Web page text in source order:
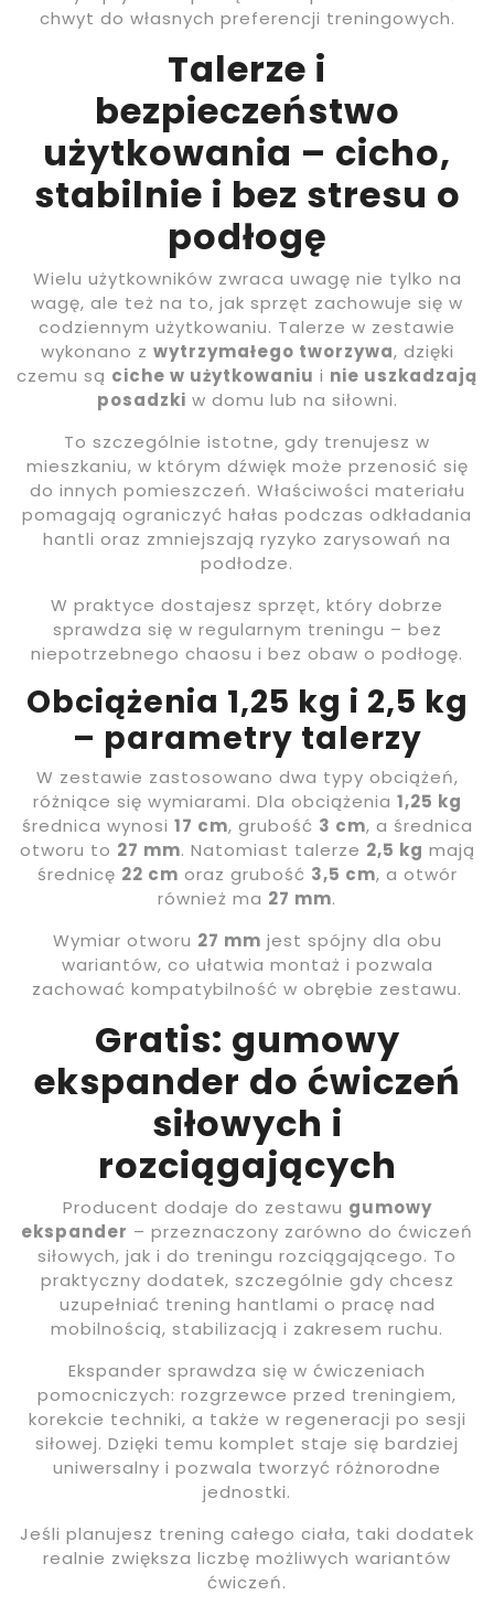
chwyt do własnych preferencji treningowych.
Talerze i
bezpieczeństwo
użytkowania – cicho,
stabilnie i bez stresu o
podłogę
Wielu użytkowników zwraca uwagę nie tylko na
wagę, ale też na to, jak sprzęt zachowuje się w
codziennym użytkowaniu. Talerze w zestawie
wykonano z wytrzymałego tworzywa, dzięki
czemu są ciche w użytkowaniu i nie uszkadzają
posadzki w domu lub na siłowni.
To szczególnie istotne, gdy trenujesz w
mieszkaniu, w którym dźwięk może przenosić się
do innych pomieszczeń. Właściwości materiału
pomagają ograniczyć hałas podczas odkładania
hantli oraz zmniejszają ryzyko zarysowań na
podłodze.
W praktyce dostajesz sprzęt, który dobrze
sprawdza się w regularnym treningu – bez
niepotrzebnego chaosu i bez obaw o podłogę.
Obciążenia 1,25 kg i 2,5 kg
– parametry talerzy
W zestawie zastosowano dwa typy obciążeń,
różniące się wymiarami. Dla obciążenia 1,25 kg
średnica wynosi 17 cm, grubość 3 cm, a średnica
otworu to 27 mm. Natomiast talerze 2,5 kg mają
średnicę 22 cm oraz grubość 3,5 cm, a otwór
również ma 27 mm.
Wymiar otworu 27 mm jest spójny dla obu
wariantów, co ułatwia montaż i pozwala
zachować kompatybilność w obrębie zestawu.
Gratis: gumowy
ekspander do ćwiczeń
siłowych i
rozciągających
Producent dodaje do zestawu gumowy
ekspander – przeznaczony zarówno do ćwiczeń
siłowych, jak i do treningu rozciągającego. To
praktyczny dodatek, szczególnie gdy chcesz
uzupełniać trening hantlami o pracę nad
mobilnością, stabilizacją i zakresem ruchu.
Ekspander sprawdza się w ćwiczeniach
pomocniczych: rozgrzewce przed treningiem,
korekcie techniki, a także w regeneracji po sesji
siłowej. Dzięki temu komplet staje się bardziej
uniwersalny i pozwala tworzyć różnorodne
jednostki.
Jeśli planujesz trening całego ciała, taki dodatek
realnie zwiększa liczbę możliwych wariantów
ćwiczeń.